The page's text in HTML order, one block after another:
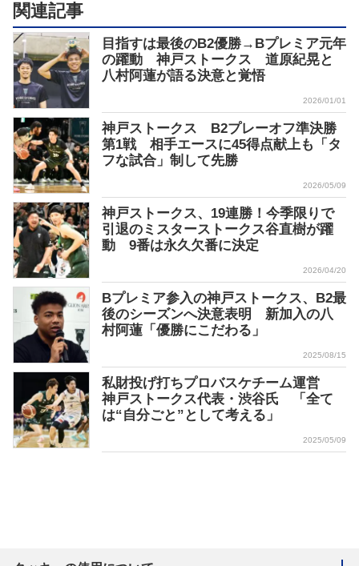
関連記事
目指すは最後のB2優勝→Bプレミア元年
の躍動 神戸ストークス 道原紀晃と
八村阿蓮が語る決意と覚悟
2026/01/01
神戸ストークス B2プレーオフ準決勝
第1戦 相手エースに45得点献上も「タ
フな試合」制して先勝
2026/05/09
神戸ストークス、19連勝！今季限りで
引退のミスターストークス谷直樹が躍
動 9番は永久欠番に決定
2026/04/20
Bプレミア参入の神戸ストークス、B2最
後のシーズンへ決意表明 新加入の八
村阿蓮「優勝にこだわる」
2025/08/15
私財投げ打ちプロバスケチーム運営
神戸ストークス代表・渋谷氏 「全て
は“自分ごと”として考える」
2025/05/09